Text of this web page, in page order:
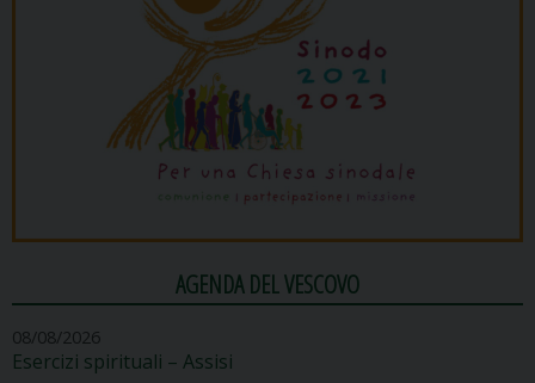
AGENDA DEL VESCOVO
08/08/2026
Esercizi spirituali – Assisi